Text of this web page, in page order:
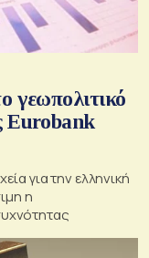
γεωπολιτικό
Eurobank
για την ελληνική
η